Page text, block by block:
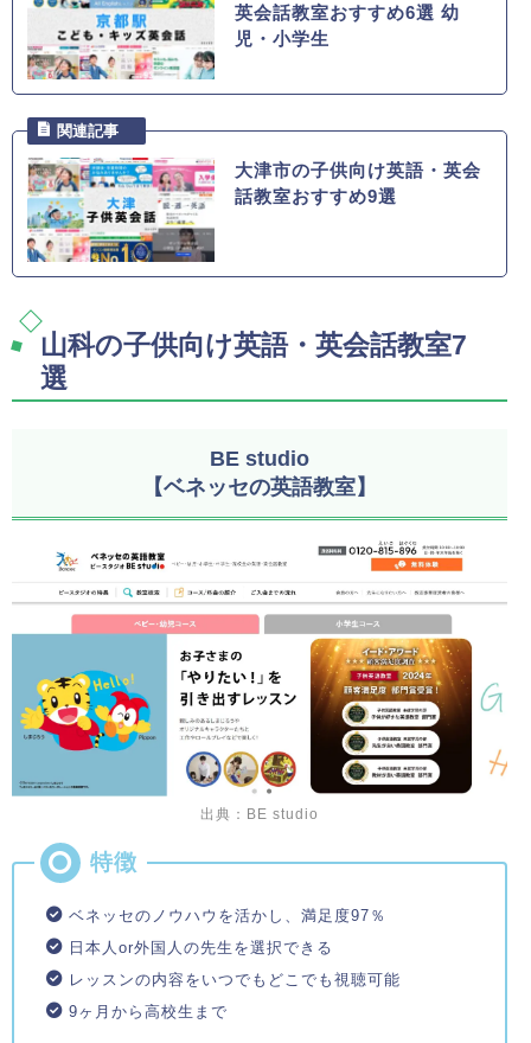
英会話教室おすすめ6選 幼
児・小学生
大津市の子供向け英語・英会
話教室おすすめ9選
山科の子供向け英語・英会話教室7
選
BE studio
【ベネッセの英語教室】
出典：BE studio
ベネッセのノウハウを活かし、満足度97％
日本人or外国人の先生を選択できる
レッスンの内容をいつでもどこでも視聴可能
9ヶ月から高校生まで